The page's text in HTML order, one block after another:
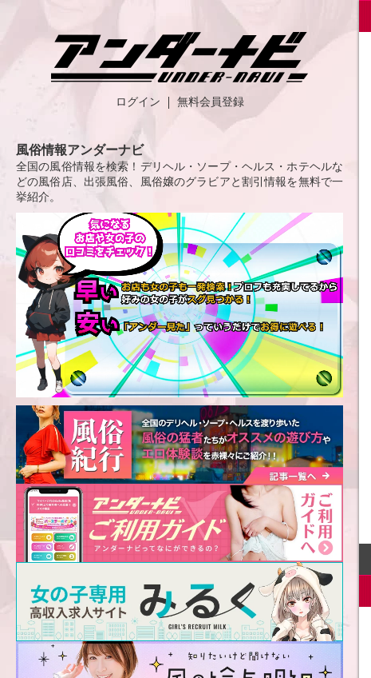
ログイン 無料会員登録
風俗情報アンダーナビ
全国の風俗情報を検索！デリヘル・ソープ・ヘルス・ホテヘルな
どの風俗店、出張風俗、風俗嬢のグラビアと割引情報を無料で一
挙紹介。